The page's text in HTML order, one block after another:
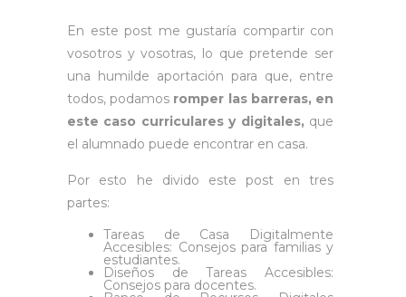
En este post me gustaría compartir con
vosotros y vosotras, lo que pretende ser
una humilde aportación para que, entre
todos, podamos romper las barreras, en
este caso curriculares y digitales, que
el alumnado puede encontrar en casa.
Por esto he divido este post en tres
partes:
Tareas de Casa Digitalmente
Accesibles: Consejos para familias y
estudiantes.
Diseños de Tareas Accesibles:
Consejos para docentes.